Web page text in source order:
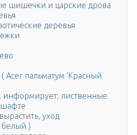
шишечки и царские дрова
деревья
Acer пальматум ‘Красный
информирует: лиственные
уход
белый )